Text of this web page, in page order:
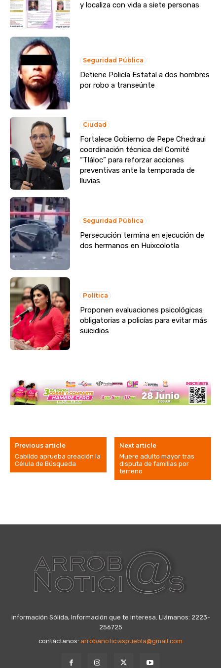
y localiza con vida a siete personas
Seguridad Pública
Detiene Policía Estatal a dos hombres
por robo a transeúnte
Ciudad
Fortalece Gobierno de Pepe Chedraui
coordinación técnica del Comité
“Tláloc” para reforzar acciones
preventivas ante la temporada de
lluvias
Seguridad Pública
Persecución termina en ejecución de
dos hermanos en Huixcolotla
Política
Proponen evaluaciones psicológicas
obligatorias a policías para evitar más
suicidios
Previous article
Cabildo aprueba creación la
Célula de Búsqueda
Next article
Muere adulto mayor tras
disputa de familias por
terreno
información Sólida, Información que te interesa. Llámanos: 2223-
256725
contáctanos: arrobanoticiaspuebla@gmail.com